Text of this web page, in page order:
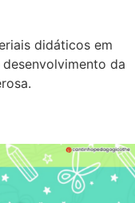
didáticos em
da